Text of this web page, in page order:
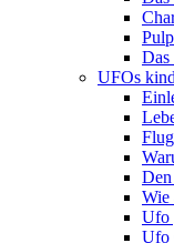
Das
UFOs
Wie
Ufo
Ufo